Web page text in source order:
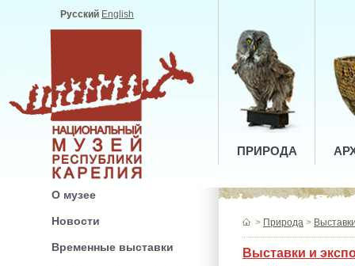
Русский English
ПРИРОДА
О музее
Новости
Временные выставки
> Природа >
Выставки и